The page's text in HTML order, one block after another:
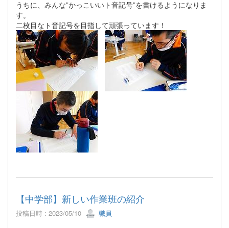
うちに、みんな”かっこいいト音記号”を書けるようになりま
す。
二枚目なト音記号を目指して頑張っています！
【中学部】新しい作業班の紹介
投稿日時 : 2023/05/10 職員